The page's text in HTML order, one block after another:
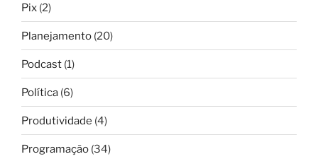
Pix (2)
Planejamento (20)
Podcast (1)
Política (6)
Produtividade (4)
Programação (34)